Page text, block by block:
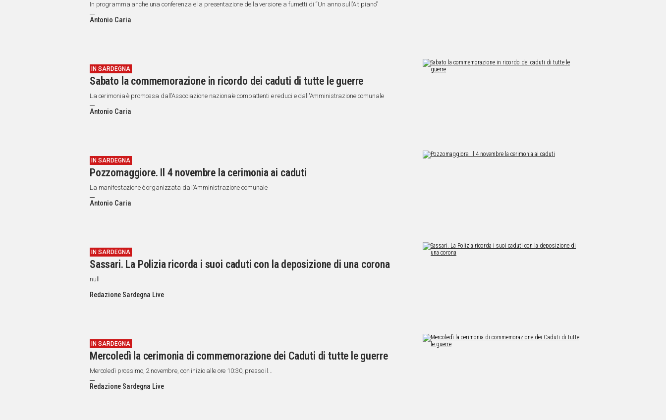
In programma anche una conferenza e la presentazione della versione a fumetti di “Un anno sull’Altipiano”
Antonio Caria
IN SARDEGNA
Sabato la commemorazione in ricordo dei caduti di tutte le guerre
La cerimonia è promossa dall’Associazione nazionale combattenti e reduci e dall'Amministrazione comunale
Antonio Caria
IN SARDEGNA
Pozzomaggiore. Il 4 novembre la cerimonia ai caduti
La manifestazione è organizzata dall’Amministrazione comunale
Antonio Caria
IN SARDEGNA
Sassari. La Polizia ricorda i suoi caduti con la deposizione di una corona
null
Redazione Sardegna Live
IN SARDEGNA
Mercoledì la cerimonia di commemorazione dei Caduti di tutte le guerre
Mercoledì prossimo, 2 novembre, con inizio alle ore 10:30, presso il...
Redazione Sardegna Live